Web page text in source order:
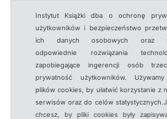
Instytut Książki dba o ochronę
użytkowników i bezpieczeństwo
ich danych osobowych oraz
odpowiednie rozwiązania
zapobiegające ingerencji osób
prywatność użytkowników.
plików cookies, by ułatwić korzystanie z
serwisów oraz do celów
chcesz, by pliki cookies były